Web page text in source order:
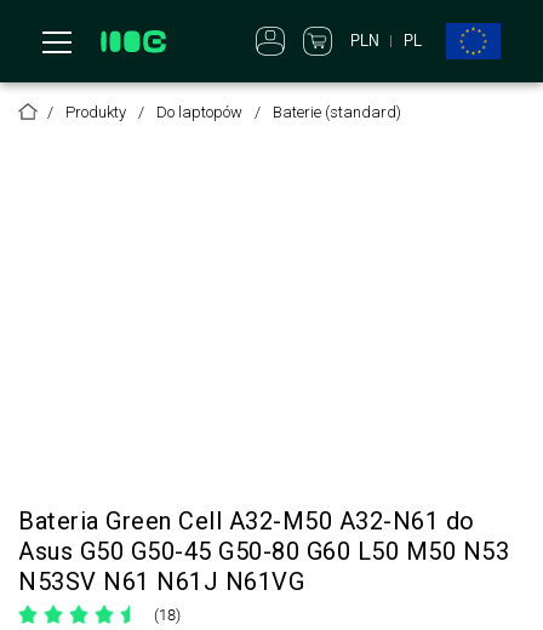
PLN PL
Produkty Do laptopów Baterie (standard)
Bateria Green Cell A32-M50 A32-N61 do
Asus G50 G50-45 G50-80 G60 L50 M50 N53
N53SV N61 N61J N61VG
(18)